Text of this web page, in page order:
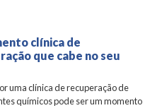
clínica de
que cabe no seu
uma clínica de recuperação de
químicos pode ser um momento